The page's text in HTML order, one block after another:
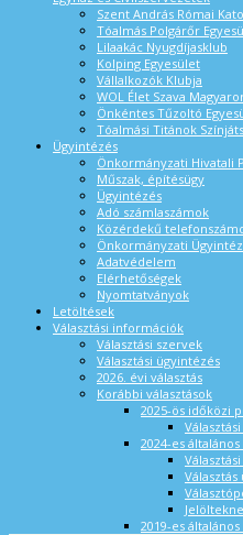
Szent András Római
Tóalmás Polgárőr
Lilaakác Nyugdíjasklub
Kolping Egyesület
Vállalkozók Klubja
WOL Élet Szava
Önkéntes Tűzoltó
Tóalmási Titánok
Ügyintézés
Önkormányzati Hivatali
Műszak, építésügy
Ügyintézés
Adó számlaszámok
Közérdekű
Önkormányzati
Adatvédelem
Elérhetőségek
Nyomtatványok
Letöltések
Választási információk
Választási szervek
Választási ügyintézés
2026. évi választás
Korábbi választások
2025-ös időközi
2024-es
2019-es